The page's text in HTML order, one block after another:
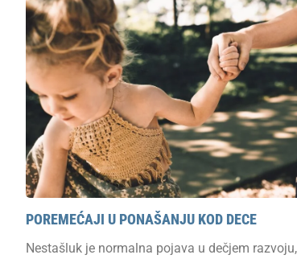
POREMEĆAJI U PONAŠANJU KOD DECE
Nestašluk je normalna pojava u dečjem